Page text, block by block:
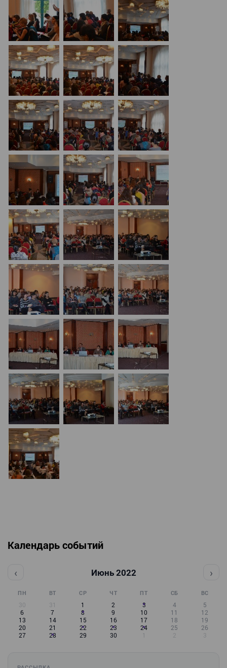
Календарь событий
‹ Июнь 2022 ›
ПН ВТ СР ЧТ ПТ СБ ВС
30 31 1 2 3 4
5
6
7 8 9 10 11
12
13
14 15 16 17 18
19
20
21 22 23 24 25
26
27
28 29 30 1 2 3